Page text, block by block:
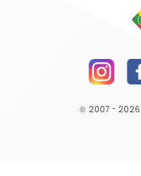
© 2007 - 2026